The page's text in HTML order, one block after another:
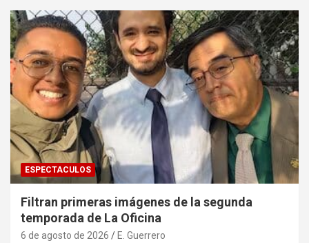
ESPECTACULOS
Filtran primeras imágenes de la segunda
temporada de La Oficina
6 de agosto de 2026 E. Guerrero